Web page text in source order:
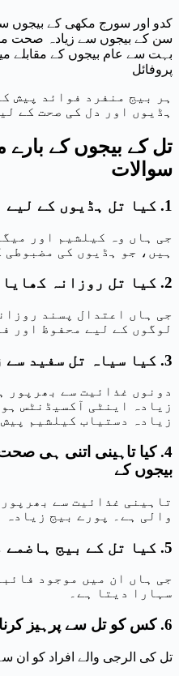
کدو اور سورج مکھی کے بیجوں
سن کے بیجوں سے زیادہ صحت
بہت سے عام بیجوں کے مقابلے
پروفائل
ہر بیج منفرد فوائد پیش
ہڈیوں اور دل کی صحت کے
تل کے بیجوں کے بارے
سوالات
1. کیا تل ہڈیوں کے لیے اچھے ہیں؟
جی ہاں وہ کیلشیم اور
ہیں، جو ہڈیوں کی مضبوطی
2. کیا تل روزانہ کھایا جا سکتا ہے؟
جی ہاں اعتدال پسند
لوگوں کے لیے محفوظ اور
3. کیا سیاہ تل سفید سے زیادہ صحت مند ہیں؟
دونوں غذائیت سے بھرپور
زیادہ اینٹی آکسیڈنٹس
زیادہ دستیاب کیلشیم
4. کیا تاہینی اتنی ہی
بیجوں کے
تاہینی غذائیت سے
والی ہے۔ پورے بیج زیادہ
5. کیا تل کے بیج ہاضمے میں مدد کرتے ہیں۔
جی ہاں ان میں موجود
سہارا دیتا ہے۔
6. کس کو تل سے پرہیز کرنا چاہیے۔
تل کی الرجی والے افراد کو ان